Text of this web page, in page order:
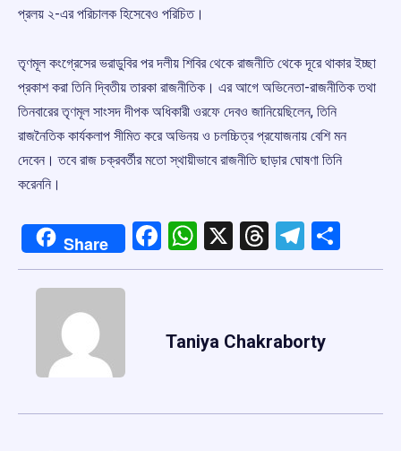
প্রলয় ২-এর পরিচালক হিসেবেও পরিচিত।
তৃণমূল কংগ্রেসের ভরাডুবির পর দলীয় শিবির থেকে রাজনীতি থেকে দূরে থাকার ইচ্ছা
প্রকাশ করা তিনি দ্বিতীয় তারকা রাজনীতিক। এর আগে অভিনেতা-রাজনীতিক তথা
তিনবারের তৃণমূল সাংসদ দীপক অধিকারী ওরফে দেবও জানিয়েছিলেন, তিনি
রাজনৈতিক কার্যকলাপ সীমিত করে অভিনয় ও চলচ্চিত্র প্রযোজনায় বেশি মন
দেবেন। তবে রাজ চক্রবর্তীর মতো স্থায়ীভাবে রাজনীতি ছাড়ার ঘোষণা তিনি
করেননি।
Share Facebook
WhatsApp
X Threads
Taniya Chakraborty